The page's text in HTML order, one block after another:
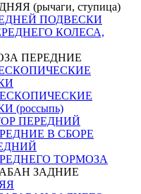
(рычаги, ступица)
ПОДВЕСКИ
КОЛЕСА,
ПЕРЕДНИЕ
(россыпь)
ПЕРЕДНИЙ
В СБОРЕ
ТОРМОЗА
ЗАДНИЕ